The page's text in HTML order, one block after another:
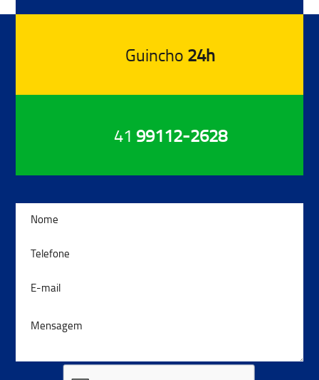
Guincho 24h
41 99112-2628